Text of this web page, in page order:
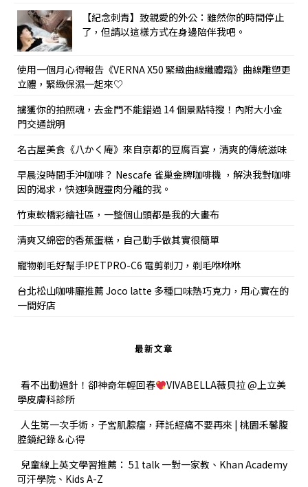
【紀念刺青】致親愛的外公：雖然你的時間停止
了，但請以這樣方式在身邊陪伴我吧。
使用一個月心得報告《VERNA X50 緊緻曲線纖體霜》曲線雕塑更
立體，緊緻保濕一起來♡
擄獲你的拍照魂，去金門不能錯過 14 個景點特搜！內附大小金
門交通說明
名古屋美食《八かく庵》來自京都的豆腐百宴，清爽的傳統滋味
早晨沒時間手沖咖啡？ Nescafe 雀巢金牌咖啡機 ，解決我對咖啡
因的渴求，快速喚醒靈肉分離的我。
竹東軟橋彩繪社區，一整個山頭都是我的大畫布
清爽又綿密的香蕉蛋糕，自己動手做其實很簡單
寵物剃毛好幫手!PETPRO-C6 電剪剃刀，剃毛咻咻咻
台北松山咖啡廳推薦 Joco latte 多種口味熱巧克力，用心實在的
一間好店
最新文章
看不出動過針！卻神奇年輕回春
VIVABELLA薇貝拉 @上立美
學皮膚科診所
人生第一次手術，子宮肌腺瘤，拜託經痛不要再來 | 桃園禾馨腹
腔鏡紀錄＆心得
兒童線上英文學習推薦： 51 talk 一對一家教、Khan Academy
可汗學院、Kids A-Z